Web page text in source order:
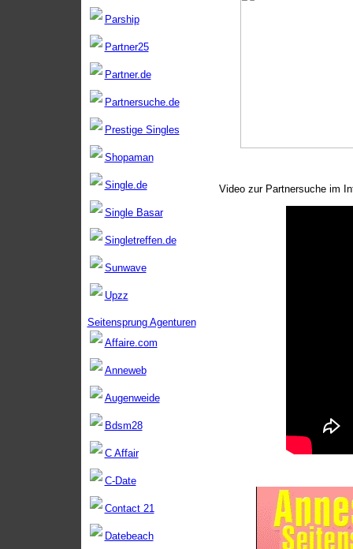
Parship
Partner25
Partner.de
Partnersuche.de
Prestige Singles
Shopaman
Single.de
Single Basar
Singletreffen.de
Sunwave
Upzz
Seitensprung Agenturen
Affaire.com
Anneweb
Augenweide
Bdsm28
C Affair
C-Date
Contact 21
Datebeach
Video zur Partnersuche im